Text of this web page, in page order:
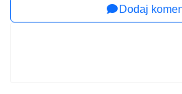
Dodaj